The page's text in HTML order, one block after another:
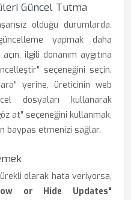
Güncel Tutma
olduğu durumlarda,
yapmak daha
ilgili donanım aygıtına
seçeneğini seçin.
yerine, üreticinin web
dosyaları kullanarak
at" seçeneğini kullanmak,
baypas etmenizi sağlar.
olarak hata veriyorsa,
or Hide Updates"